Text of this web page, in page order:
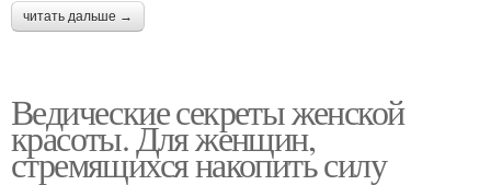
читать дальше →
Ведические секреты женской
красоты. Для женщин,
стремящихся накопить силу